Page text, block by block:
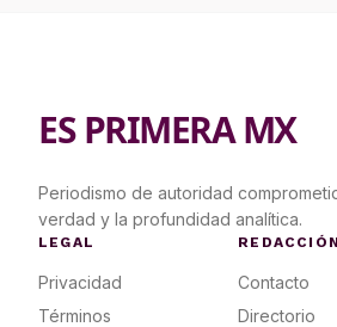
ES PRIMERA MX
Periodismo de autoridad
verdad y la profundidad analítica.
LEGAL
Privacidad
Términos
REDACCIÓN
Contacto
Directorio